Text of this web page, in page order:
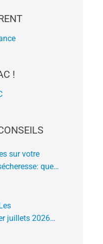
!
sur votre
que
juillets 2026
n’ayant pas